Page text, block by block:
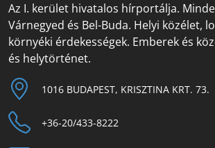
Az I. kerület hivatalos hírportálja.
Várnegyed és Bel-Buda. Helyi közélet,
környéki érdekességek. Emberek és
és helytörténet.
1016 BUDAPEST, KRISZTINA KRT. 73.
+36-20/433-8222